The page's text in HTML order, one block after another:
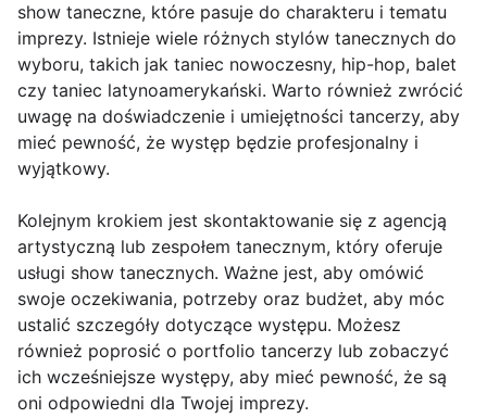
show taneczne, które pasuje do charakteru i tematu
imprezy. Istnieje wiele różnych stylów tanecznych do
wyboru, takich jak taniec nowoczesny, hip-hop, balet
czy taniec latynoamerykański. Warto również zwrócić
uwagę na doświadczenie i umiejętności tancerzy, aby
mieć pewność, że występ będzie profesjonalny i
wyjątkowy.
Kolejnym krokiem jest skontaktowanie się z agencją
artystyczną lub zespołem tanecznym, który oferuje
usługi show tanecznych. Ważne jest, aby omówić
swoje oczekiwania, potrzeby oraz budżet, aby móc
ustalić szczegóły dotyczące występu. Możesz
również poprosić o portfolio tancerzy lub zobaczyć
ich wcześniejsze występy, aby mieć pewność, że są
oni odpowiedni dla Twojej imprezy.